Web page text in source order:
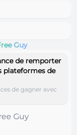
Guy
de remporter
plateformes de
de gagner avec